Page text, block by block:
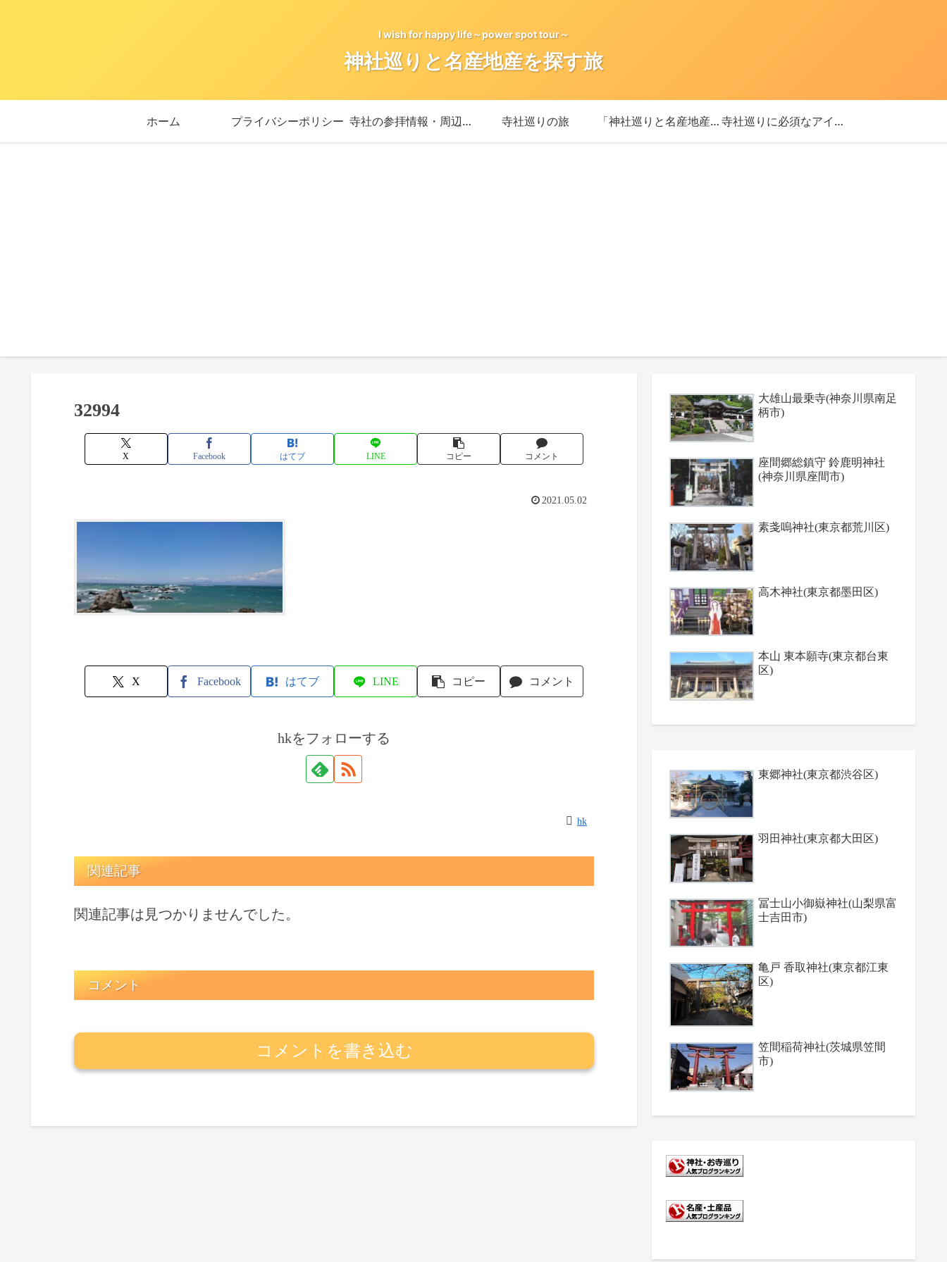
I wish for happy life～power spot tour～
神社巡りと名産地産を探す旅
ホーム プライバシーポリシー 寺社の参拝情報・周辺情報 寺社巡りの旅 「神社巡りと名産地産を探す旅」ブログ始めました！ 寺社巡りに必須なアイテム
32994
X Facebook はてブ LINE コピー コメント
2021.05.02
X Facebook はてブ LINE コピー コメント
hkをフォローする
hk
関連記事
関連記事は見つかりませんでした。
コメント
コメントを書き込む
大雄山最乗寺(神奈川県南足
柄市)
座間郷総鎮守 鈴鹿明神社
(神奈川県座間市)
素戔嗚神社(東京都荒川区)
高木神社(東京都墨田区)
本山 東本願寺(東京都台東
区)
東郷神社(東京都渋谷区)
羽田神社(東京都大田区)
冨士山小御嶽神社(山梨県富
士吉田市)
亀戸 香取神社(東京都江東
区)
笠間稲荷神社(茨城県笠間
市)